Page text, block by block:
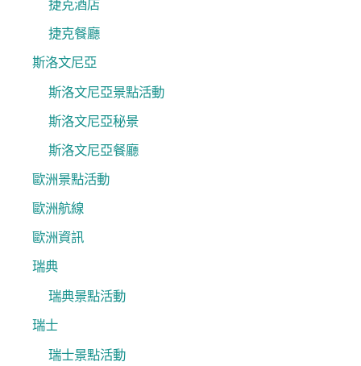
捷克酒店
捷克餐廳
斯洛文尼亞
斯洛文尼亞景點活動
斯洛文尼亞秘景
斯洛文尼亞餐廳
歐洲景點活動
歐洲航線
歐洲資訊
瑞典
瑞典景點活動
瑞士
瑞士景點活動